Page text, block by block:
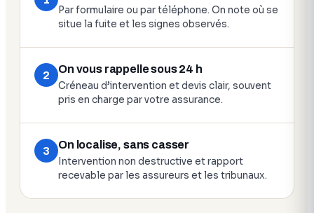
Par formulaire ou par téléphone. On note où se
situe la fuite et les signes observés.
2
On vous rappelle sous 24 h
Créneau d’intervention et devis clair, souvent
pris en charge par votre assurance.
3
On localise, sans casser
Intervention non destructive et rapport
recevable par les assureurs et les tribunaux.